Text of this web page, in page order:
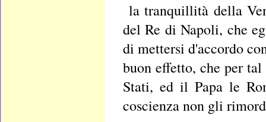
la tranquillità della
del Re di Napoli, che
di mettersi d'accordo
buon effetto, che per
Stati, ed il Papa le
coscienza non gli